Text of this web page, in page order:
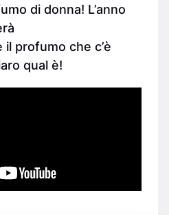
di donna! L’anno
profumo che c’è
qual è!